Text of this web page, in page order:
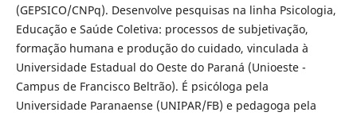
(GEPSICO/CNPq). Desenvolve pesquisas na linha Psicologia,
Educação e Saúde Coletiva: processos de subjetivação,
formação humana e produção do cuidado, vinculada à
Universidade Estadual do Oeste do Paraná (Unioeste -
Campus de Francisco Beltrão). É psicóloga pela
Universidade Paranaense (UNIPAR/FB) e pedagoga pela